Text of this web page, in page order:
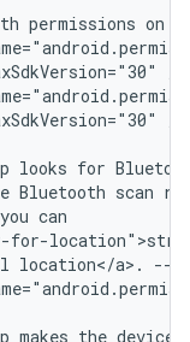
permissions on
looks for
Bluetooth scan
you
for-
location</a>.
makes the device